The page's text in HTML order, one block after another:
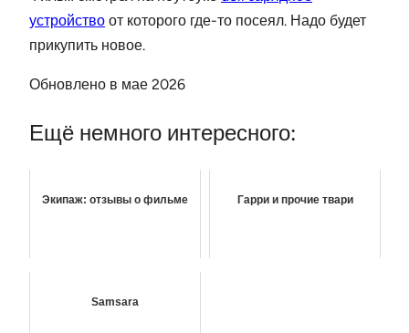
устройство от которого где-то посеял. Надо будет
прикупить новое.
Обновлено в мае 2026
Ещё немного интересного:
Экипаж: отзывы о фильме Гарри и прочие твари
Samsara